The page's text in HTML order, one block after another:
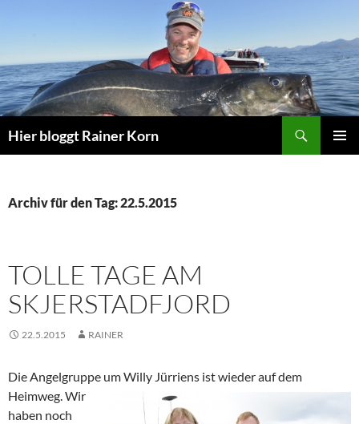
Hier bloggt Rainer Korn
Archiv für den Tag: 22.5.2015
TOLLE TAGE AM
SKJERSTADFJORD
22.5.2015 RAINER
Die Angelgruppe um Willy Jürriens ist wieder aufdem
Heimweg. Wir
haben noch